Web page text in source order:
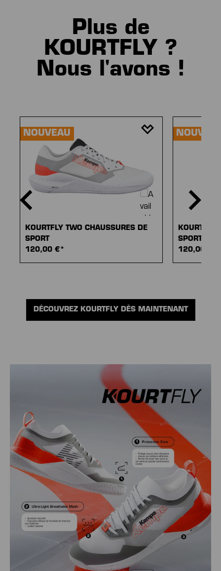
Plus de
KOURTFLY ?
Nous l'avons !
NOUVEAU
KOURTFLY TWO CHAUSSURES DE
SPORT
120,00 €*
KOURTFLY
SPORT
120,00 €*
DÉCOUVREZ KOURTFLY DÈS MAINTENANT